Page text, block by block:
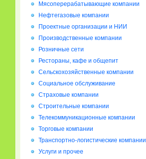
Мясоперерабатывающие компании
Нефтегазовые компании
Проектные организации и НИИ
Производственные компании
Розничные сети
Рестораны, кафе и общепит
Сельскохозяйственные компании
Социальное обслуживание
Страховые компании
Строительные компании
Телекоммуникационные компании
Торговые компании
Транспортно-логистические компании
Услуги и прочее